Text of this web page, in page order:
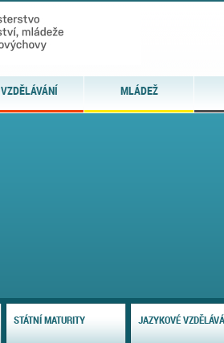
VZDĚLÁVÁNÍ MLÁDEŽ
STÁTNÍ MATURITY JAZYKOVÉ